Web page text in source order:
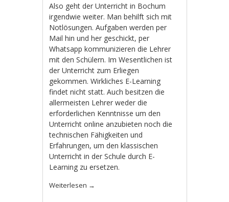
Also geht der Unterricht in Bochum
irgendwie weiter. Man behilft sich mit
Notlösungen. Aufgaben werden per
Mail hin und her geschickt, per
Whatsapp kommunizieren die Lehrer
mit den Schülern. Im Wesentlichen ist
der Unterricht zum Erliegen
gekommen. Wirkliches E-Learning
findet nicht statt. Auch besitzen die
allermeisten Lehrer weder die
erforderlichen Kenntnisse um den
Unterricht online anzubieten noch die
technischen Fähigkeiten und
Erfahrungen, um den klassischen
Unterricht in der Schule durch E-
Learning zu ersetzen.
Weiterlesen →